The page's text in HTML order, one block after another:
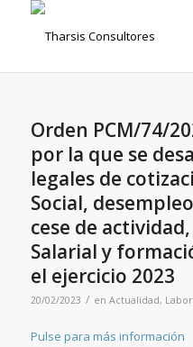
Orden PCM/74/
por la que se
legales de
Social,
cese de
Salarial y
el ejercicio 2023
20/02/2023 / en Actualidad,
Pulse para más información